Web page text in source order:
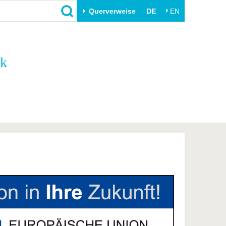
Querverweise DE EN
Innovative Transferprojekte
BTU & Region erleben